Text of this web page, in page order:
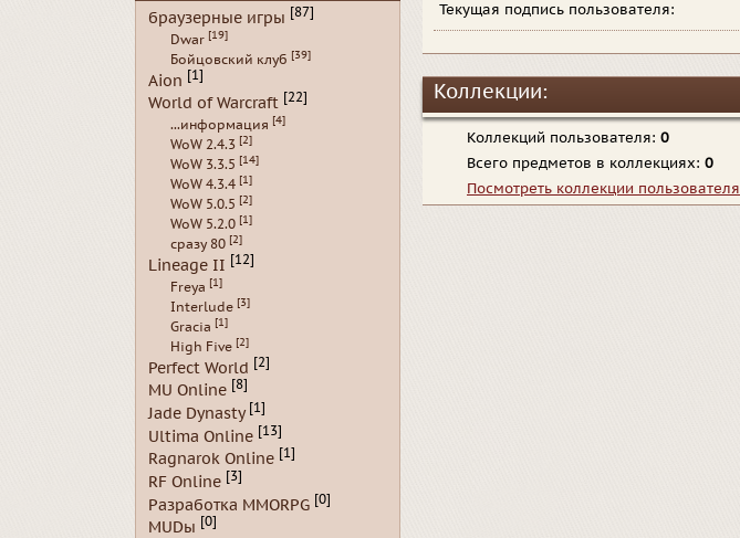
Текущая подпись пользователя:
Коллекции:
Коллекций пользователя: 0
Всего предметов в коллекциях: 0
Посмотреть коллекции пользователя
браузерные игры [87]
Dwar [19]
Бойцовский клуб [39]
Aion [1]
World of Warcraft [22]
...информация [4]
WoW 2.4.3 [2]
WoW 3.3.5 [14]
WoW 4.3.4 [1]
WoW 5.0.5 [2]
WoW 5.2.0 [1]
сразу 80 [2]
Lineage II [12]
Freya [1]
Interlude [3]
Gracia [1]
High Five [2]
Perfect World [2]
MU Online [8]
Jade Dynasty [1]
Ultima Online [13]
Ragnarok Online [1]
RF Online [3]
Разработка MMORPG [0]
MUDы [0]